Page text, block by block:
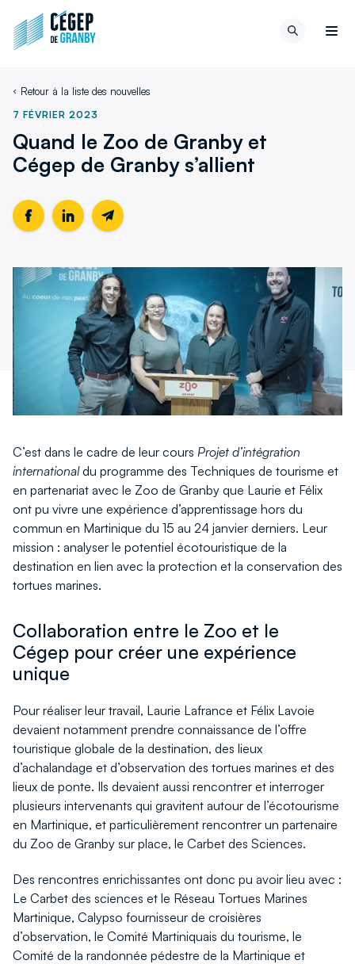
Aller au contenu
d'accueil
du
site
Retour à la liste des nouvelles
Quand le Zoo de Granby et
Cégep de Granby s’allient
7 FÉVRIER 2023
Partager
sur
Facebook
Ce
dans
une
Partager
sur
LinkedIn
Ce
dans
une
nouvelle
fenêtre
Partager
par
email
C’est dans le cadre de leur cours Projet d’intégration
internationaldu programme des Techniques de tourisme et
en partenariat avec le Zoo de Granby que Laurie et Félix
ont pu vivre une expérience d’apprentissage hors du
commun en Martinique du 15 au 24 janvier derniers. Leur
mission : analyser le potentiel écotouristique de la
destination en lien avec la protection et la conservation des
tortues marines.
Collaboration entre le Zoo et le
Cégep pour créer une expérience
unique
Pour réaliser leur travail, Laurie Lafrance et Félix Lavoie
devaient notamment prendre connaissance de l’offre
touristique globale de la destination, des lieux
d’achalandage et d’observation des tortues marines et des
lieux de ponte. Ils devaient aussi rencontrer et interroger
plusieurs intervenants qui gravitent autour de l’écotourisme
en Martinique, et particulièrement rencontrer un partenaire
du Zoo de Granby sur place, le Carbet des Sciences.
Des rencontres enrichissantes ont donc pu avoir lieu avec :
Le Carbet des sciences et le Réseau Tortues Marines
Martinique, Calypso fournisseur de croisières
d’observation, le Comité Martiniquais du tourisme, le
Comité de la randonnée pédestre de la Martinique et